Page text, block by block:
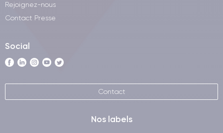
Rejoignez-nous
Contact Presse
Social
Contact
Nos labels